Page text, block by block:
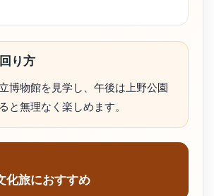
り方
博物館を見学し、午後は上野公園
と無理なく楽しめます。
化旅におすすめ